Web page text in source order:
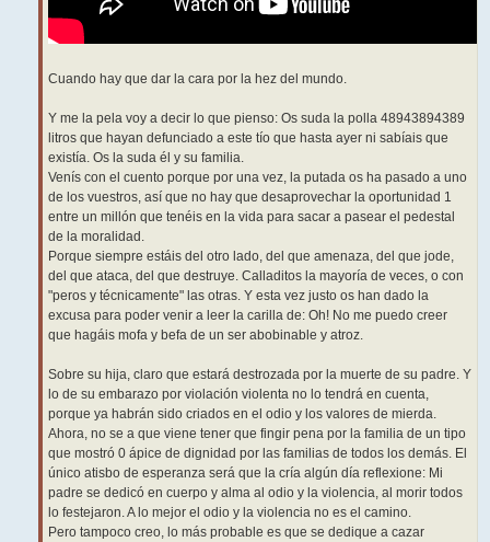
Cuando hay que dar la cara por la hez del mundo.
Y me la pela voy a decir lo que pienso: Os suda la polla 48943894389
litros que hayan defunciado a este tío que hasta ayer ni sabíais que
existía. Os la suda él y su familia.
Venís con el cuento porque por una vez, la putada os ha pasado a uno
de los vuestros, así que no hay que desaprovechar la oportunidad 1
entre un millón que tenéis en la vida para sacar a pasear el pedestal
de la moralidad.
Porque siempre estáis del otro lado, del que amenaza, del que jode,
del que ataca, del que destruye. Calladitos la mayoría de veces, o con
"peros y técnicamente" las otras. Y esta vez justo os han dado la
excusa para poder venir a leer la carilla de: Oh! No me puedo creer
que hagáis mofa y befa de un ser abobinable y atroz.
Sobre su hija, claro que estará destrozada por la muerte de su padre. Y
lo de su embarazo por violación violenta no lo tendrá en cuenta,
porque ya habrán sido criados en el odio y los valores de mierda.
Ahora, no se a que viene tener que fingir pena por la familia de un tipo
que mostró 0 ápice de dignidad por las familias de todos los demás. El
único atisbo de esperanza será que la cría algún día reflexione: Mi
padre se dedicó en cuerpo y alma al odio y la violencia, al morir todos
lo festejaron. A lo mejor el odio y la violencia no es el camino.
Pero tampoco creo, lo más probable es que se dedique a cazar